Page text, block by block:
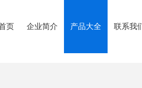
页 企业简介 产品大全 联系我